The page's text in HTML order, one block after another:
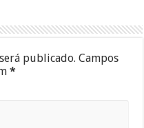
publicado. Campos
*